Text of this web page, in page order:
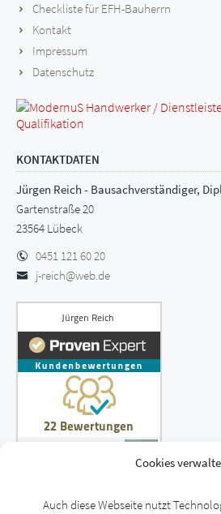
Cookies
Auch diese Webseite nutzt
Checkliste für EFH-Bauherrn
Kontakt
Impressum
Datenschutz
KONTAKTDATEN
Jürgen Reich - Bausachverständiger,
Gartenstraße 20
23564 Lübeck
0451 121 60 20
j-reich@web.de